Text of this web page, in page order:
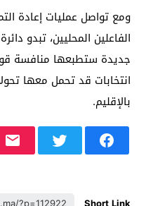
ومع تواصل عمليات إعادة
الفاعلين المحليين، تبدو
جديدة ستطبعها منافسة
انتخابات قد تحمل معها
بالإقليم.